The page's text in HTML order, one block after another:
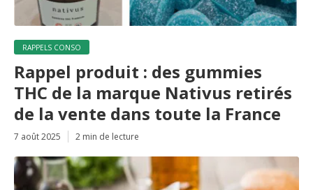
RAPPELS CONSO
Rappel produit : des gummies
THC de la marque Nativus retirés
de la vente dans toute la France
7 août 2025 2 min de lecture